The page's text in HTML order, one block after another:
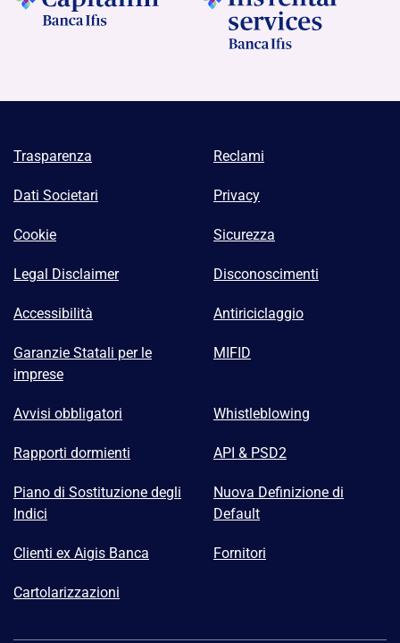
Trasparenza Reclami
Dati Societari Privacy
Cookie Sicurezza
Legal Disclaimer Disconoscimenti
Accessibilità Antiriciclaggio
Garanzie Statali per le
imprese
MIFID
Avvisi obbligatori Whistleblowing
Rapporti dormienti API & PSD2
Piano di Sostituzione degli
Indici
Nuova Definizione di
Default
Clienti ex Aigis Banca Fornitori
Cartolarizzazioni